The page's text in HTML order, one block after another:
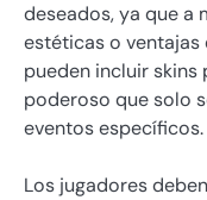
deseados, ya que a
estéticas o ventajas
pueden incluir
poderoso que solo
eventos específicos.
Los jugadores